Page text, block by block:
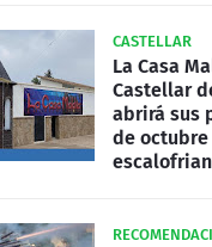
CASTELLAR
La Casa
Castellar
abrirá sus
de octubre